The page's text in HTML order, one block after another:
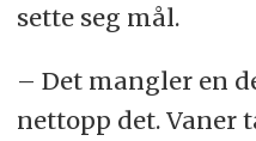
sette seg mål.
– Det mangler en
nettopp det. Vaner